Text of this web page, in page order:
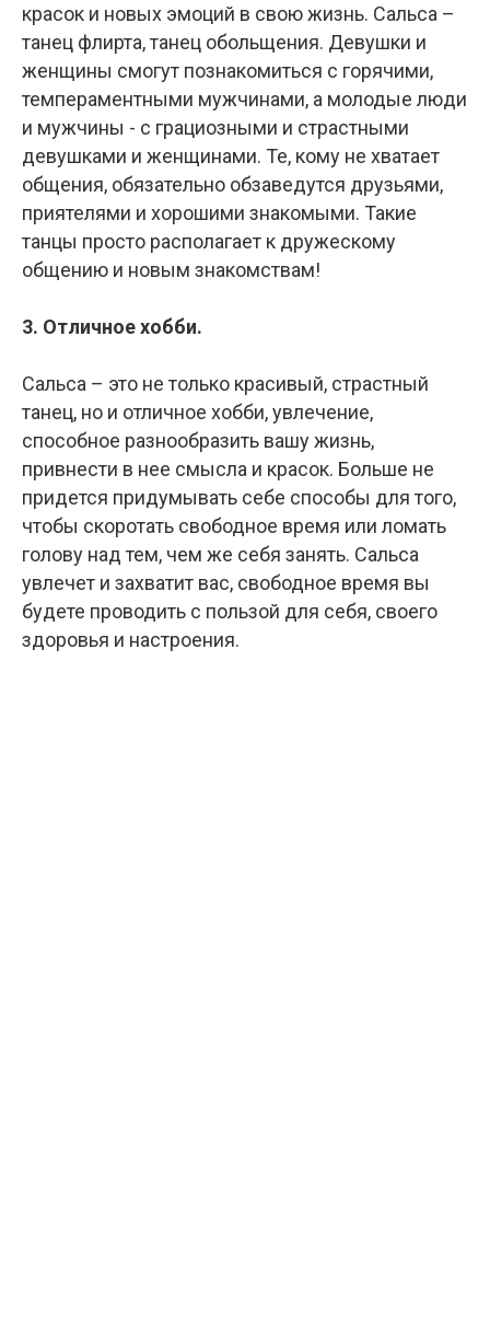
красок и новых эмоций в свою жизнь. Сальса –
танец флирта, танец обольщения. Девушки и
женщины смогут познакомиться с горячими,
темпераментными мужчинами, а молодые люди
и мужчины - с грациозными и страстными
девушками и женщинами. Те, кому не хватает
общения, обязательно обзаведутся друзьями,
приятелями и хорошими знакомыми. Такие
танцы просто располагает к дружескому
общению и новым знакомствам!
3. Отличное хобби.
Сальса – это не только красивый, страстный
танец, но и отличное хобби, увлечение,
способное разнообразить вашу жизнь,
привнести в нее смысла и красок. Больше не
придется придумывать себе способы для того,
чтобы скоротать свободное время или ломать
голову над тем, чем же себя занять. Сальса
увлечет и захватит вас, свободное время вы
будете проводить с пользой для себя, своего
здоровья и настроения.